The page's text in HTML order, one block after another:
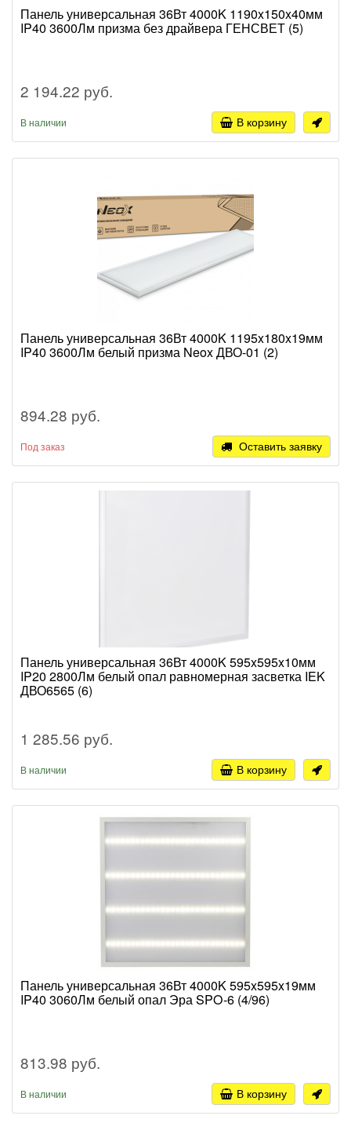
Панель универсальная 36Вт 4000K 1190x150x40мм
IP40 3600Лм призма без драйвера ГЕНСВЕТ (5)
2 194.22 руб.
В наличии В корзину
Панель универсальная 36Вт 4000K 1195x180x19мм
IP40 3600Лм белый призма Neox ДВО-01 (2)
894.28 руб.
Под заказ Оставить заявку
Панель универсальная 36Вт 4000K 595x595x10мм
IP20 2800Лм белый опал равномерная засветка IEK
ДВО6565 (6)
1 285.56 руб.
В наличии В корзину
Панель универсальная 36Вт 4000K 595x595x19мм
IP40 3060Лм белый опал Эра SPO-6 (4/96)
813.98 руб.
В наличии В корзину